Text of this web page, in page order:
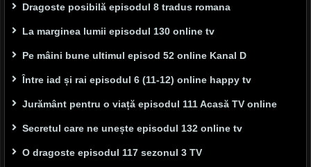
Dragoste posibilă episodul 8 tradus romana
La marginea lumii episodul 130 online tv
Pe mâini bune ultimul episod 52 online Kanal D
Între iad și rai episodul 6 (11-12) online happy tv
Jurământ pentru o viață episodul 111 Acasă TV online
Secretul care ne unește episodul 132 online tv
O dragoste episodul 117 sezonul 3 TV